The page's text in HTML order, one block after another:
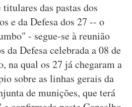
das pastas dos
e da Defesa dos 27 -- o
- segue-se à reunião
Defesa celebrada a 08 de
na qual os 27 já chegaram a
sobre as linhas gerais da
de munições, que terá